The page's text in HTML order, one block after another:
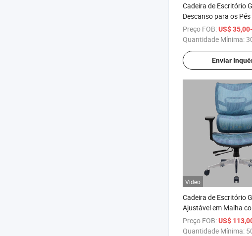
Cadeira de Escritório
Descanso para os
MID para Trabalho
Preço FOB:US$
Quantidade Mínima:
Enviar
Vídeo
Cadeira de Escritório
Ajustável em Malha
Alto Reclinável e
Casa
Preço FOB:US$
Quantidade Mínima: